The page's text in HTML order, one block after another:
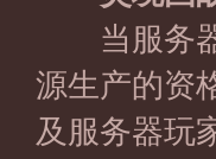
当服务器
源生产的资
及服务器玩